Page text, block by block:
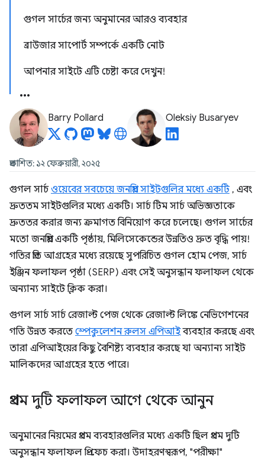
গুগল সার্চের জন্য অনুমানের আরও ব্যবহার
ব্রাউজার সাপোর্ট সম্পর্কে একটি নোট
আপনার সাইটে এটি চেষ্টা করে দেখুন!
Barry Pollard Oleksiy Busaryev
প্রকাশিত: ১২ ফেব্রুয়ারী, ২০২৫
গুগল সার্চওয়েবের সবচেয়ে জনপ্রিয় সাইটগুলির মধ্যে একটি, এবং
দ্রুততম সাইটগুলির মধ্যে একটি। সার্চ টিম সার্চ অভিজ্ঞতাকে
দ্রুততর করার জন্য ক্রমাগত বিনিয়োগ করে চলেছে। গুগল সার্চের
মতো জনপ্রিয় একটি পৃষ্ঠায়, মিলিসেকেন্ডের উন্নতিও দ্রুত বৃদ্ধি পায়!
গতির প্রতি আগ্রহের মধ্যে রয়েছে সুপরিচিত গুগল হোম পেজ, সার্চ
ইঞ্জিন ফলাফল পৃষ্ঠা (SERP) এবং সেই অনুসন্ধান ফলাফল থেকে
অন্যান্য সাইটে ক্লিক করা।
গুগল সার্চ সার্চ রেজাল্ট পেজ থেকে রেজাল্ট লিঙ্কে নেভিগেশনের
গতি উন্নত করতে স্পেকুলেশন রুলস এপিআইব্যবহার করছে এবং
তারা এপিআইয়ের কিছু বৈশিষ্ট্য ব্যবহার করছে যা অন্যান্য সাইট
মালিকদের আগ্রহের হতে পারে।
প্রথম দুটি ফলাফল আগে থেকে আনুন
অনুমানের নিয়মের প্রথম ব্যবহারগুলির মধ্যে একটি ছিল প্রথম দুটি
অনুসন্ধান ফলাফল প্রি-ফেচ করা। উদাহরণস্বরূপ, "পরীক্ষা"